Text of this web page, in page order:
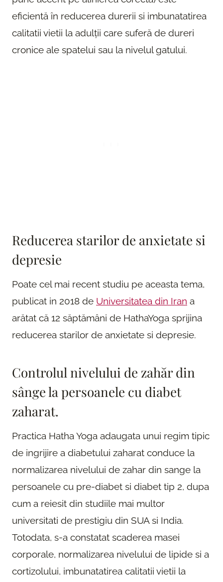
eficientă în reducerea durerii si imbunatatirea
calitatii vietii la adulții care suferă de dureri
cronice ale spatelui sau la nivelul gatului.
Reducerea starilor de anxietate si
depresie
Poate cel mai recent studiu pe aceasta tema,
publicat in 2018 de Universitatea din Iran a
arătat că 12 săptămâni de HathaYoga sprijina
reducerea starilor de anxietate si depresie.
Controlul nivelului de zahăr din
sânge la persoanele cu diabet
zaharat.
Practica Hatha Yoga adaugata unui regim tipic
de ingrijire a diabetului zaharat conduce la
normalizarea nivelului de zahar din sange la
persoanele cu pre-diabet si diabet tip 2, dupa
cum a reiesit din studiile mai multor
universitati de prestigiu din SUA si India.
Totodata, s-a constatat scaderea masei
corporale, normalizarea nivelului de lipide si a
cortizolului, imbunatatirea calitatii vietii la